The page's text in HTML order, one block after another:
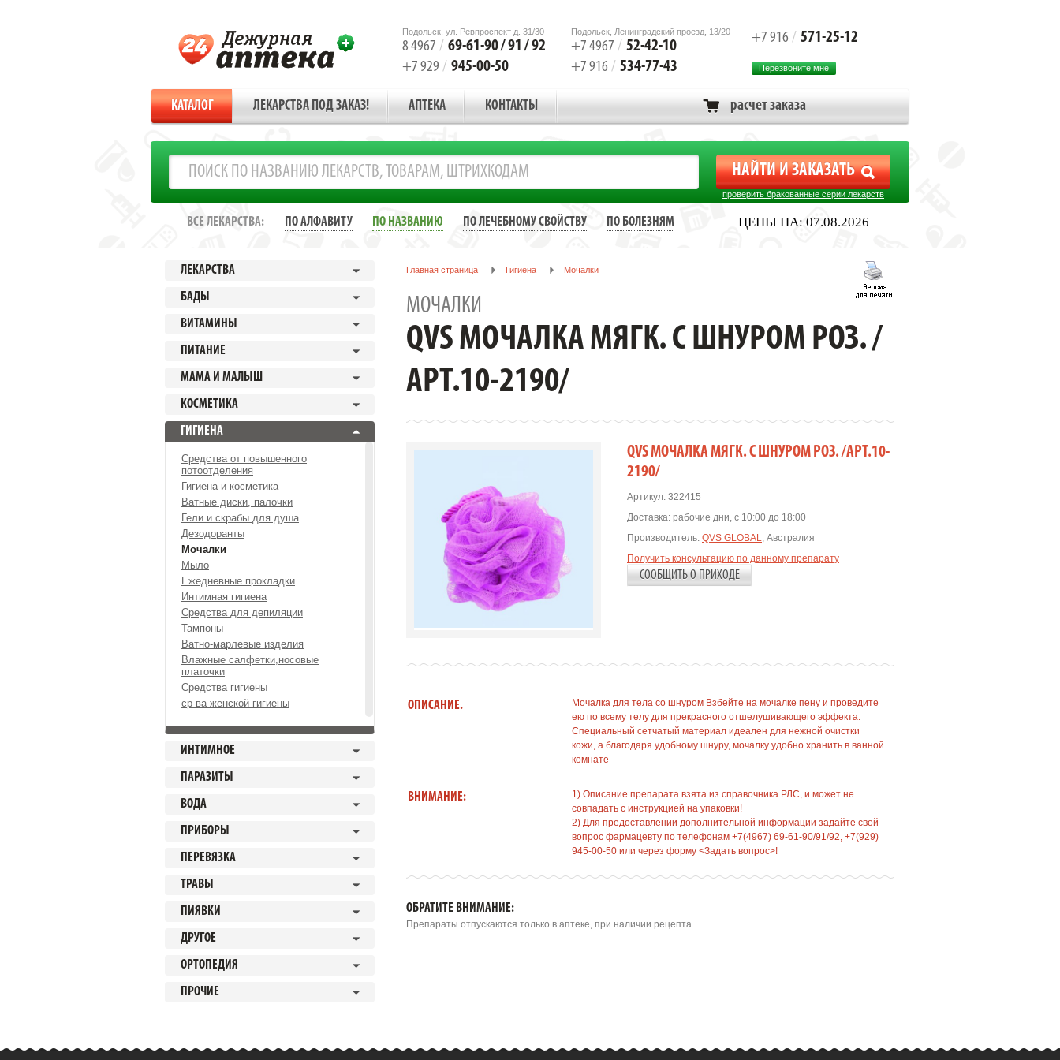
Подольск, ул. Ревпроспект д. 31/30
8 4967 / 69-61-90 / 91 / 92
+7 929 / 945-00-50
Подольск, Ленинградский проезд, 13/20
+7 4967 / 52-42-10
+7 916 / 534-77-43
+7 916 / 571-25-12
Перезвоните мне
КАТАЛОГ ЛЕКАРСТВА ПОД ЗАКАЗ! АПТЕКА КОНТАКТЫ расчет заказа
проверить бракованные серии лекарств
ЦЕНЫ НА: 07.08.2026
ВСЕ ЛЕКАРСТВА: ПО АЛФАВИТУ ПО НАЗВАНИЮ ПО ЛЕЧЕБНОМУ СВОЙСТВУ ПО БОЛЕЗНЯМ
ЛЕКАРСТВА
БАДЫ
ВИТАМИНЫ
ПИТАНИЕ
МАМА И МАЛЫШ
КОСМЕТИКА
ГИГИЕНА
Средства от повышенного
потоотделения
Гигиена и косметика
Ватные диски, палочки
Гели и скрабы для душа
Дезодоранты
Мочалки
Мыло
Ежедневные прокладки
Интимная гигиена
Средства для депиляции
Тампоны
Ватно-марлевые изделия
Влажные салфетки,носовые
платочки
Средства гигиены
ср-ва женской гигиены
ИНТИМНОЕ
ПАРАЗИТЫ
ВОДА
ПРИБОРЫ
ПЕРЕВЯЗКА
ТРАВЫ
ПИЯВКИ
ДРУГОЕ
ОРТОПЕДИЯ
ПРОЧИЕ
Главная страница Гигиена Мочалки
МОЧАЛКИ
QVS МОЧАЛКА МЯГК. С ШНУРОМ РОЗ. /
АРТ.10-2190/
QVS МОЧАЛКА МЯГК. С ШНУРОМ РОЗ. /АРТ.10-
2190/
Артикул: 322415
Доставка: рабочие дни, с 10:00 до 18:00
Производитель: QVS GLOBAL, Австралия
Получить консультацию по данному препарату
СООБЩИТЬ О ПРИХОДЕ
ОПИСАНИЕ.
Мочалка для тела со шнуром Взбейте на мочалке пену и проведите
ею по всему телу для прекрасного отшелушивающего эффекта.
Специальный сетчатый материал идеален для нежной очистки
кожи, а благодаря удобному шнуру, мочалку удобно хранить в ванной
комнате
ВНИМАНИЕ:
1) Описание препарата взята из справочника РЛС, и может не
совпадать с инструкцией на упаковки!
2) Для предоставлении дополнительной информации задайте свой
вопрос фармацевту по телефонам +7(4967) 69-61-90/91/92, +7(929)
945-00-50 или через форму <Задать вопрос>!
ОБРАТИТЕ ВНИМАНИЕ:
Препараты отпускаются только в аптеке, при наличии рецепта.